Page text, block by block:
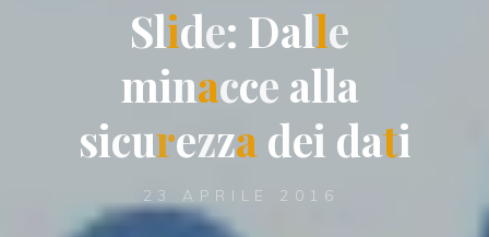
Slide: Dalle
minacce alla
sicurezza dei dati
23 APRILE 2016